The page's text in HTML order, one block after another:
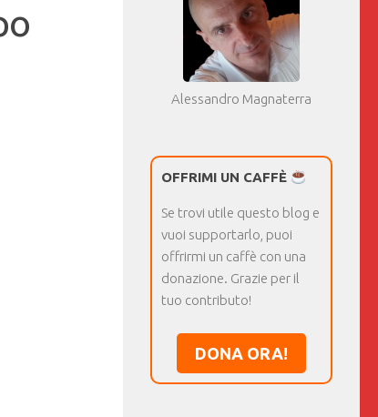
Alessandro Magnaterra
OFFRIMI UN CAFFÈ
Se trovi utile questo blog e
vuoi supportarlo, puoi
offrirmi un caffè con una
donazione. Grazie per il
tuo contributo!
DONA ORA!